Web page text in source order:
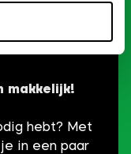
makkelijk!
hebt? Met
in een paar